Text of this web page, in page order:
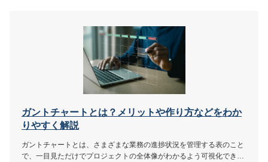
ガントチャートとは？メリットや作り方などをわか
りやすく解説
ガントチャートとは、さまざまな業務の進捗状況を管理する表のこと
で、一目見ただけでプロジェクトの全体像がわかるよう可視化できま